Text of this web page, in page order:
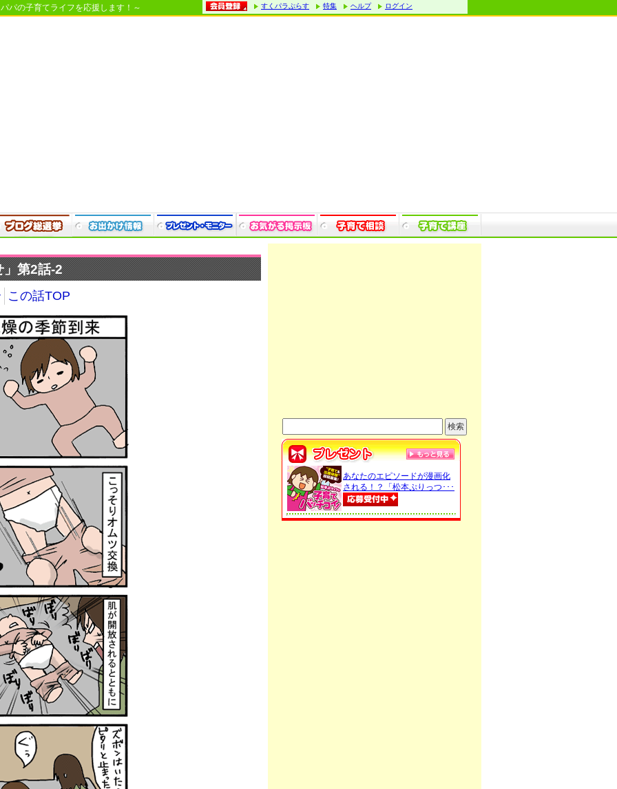
パの子育てライフを応援します！～ すくパラぷらす 特集 ヘルプ ログイン
」第2話-2
この話TOP
あなたのエピソードが漫画化
される！？「松本ぷりっつ･･･